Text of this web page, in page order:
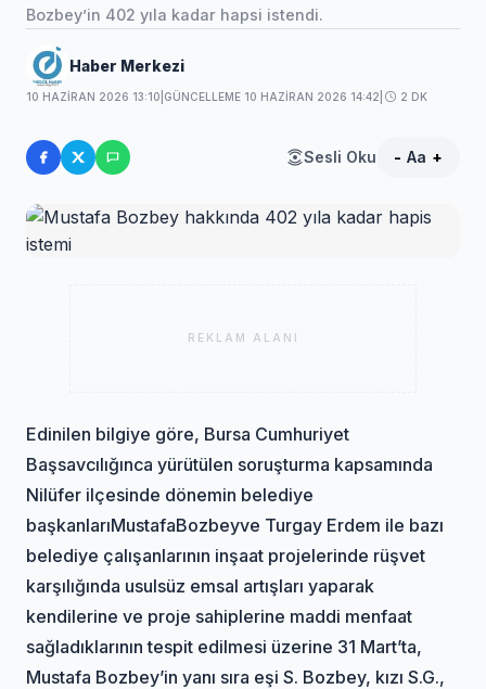
Bozbey’in 402 yıla kadar hapsi istendi.
Haber Merkezi
10 HAZIRAN 2026 13:10 GÜNCELLEME 10 HAZIRAN 2026 14:42 2 DK
Sesli Oku - Aa +
REKLAM ALANI
Edinilen bilgiye göre, Bursa Cumhuriyet
Başsavcılığınca yürütülen soruşturma kapsamında
Nilüfer ilçesinde dönemin belediye
başkanlarıMustafaBozbeyve Turgay Erdem ile bazı
belediye çalışanlarının inşaat projelerinde rüşvet
karşılığında usulsüz emsal artışları yaparak
kendilerine ve proje sahiplerine maddi menfaat
sağladıklarının tespit edilmesi üzerine 31 Mart’ta,
Mustafa Bozbey’in yanı sıra eşi S. Bozbey, kızı S.G.,